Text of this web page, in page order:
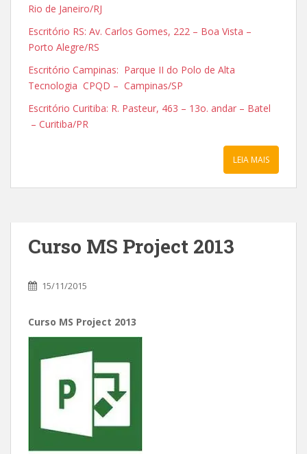
Rio de Janeiro/RJ
Escritório RS: Av. Carlos Gomes, 222 – Boa Vista –
Porto Alegre/RS
Escritório Campinas: Parque II do Polo de Alta
Tecnologia CPQD – Campinas/SP
Escritório Curitiba: R. Pasteur, 463 – 13o. andar – Batel
– Curitiba/PR
LEIA MAIS
Curso MS Project 2013
15/11/2015
Curso MS Project 2013